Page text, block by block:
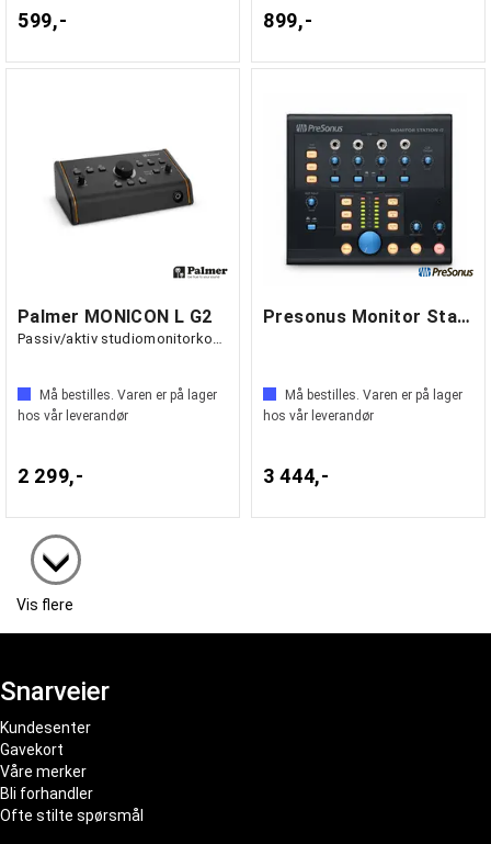
599,- 899,-
Palmer MONICON L G2
Passiv/aktiv studiomonitorkontroller
Må bestilles. Varen er på lager
hos vår leverandør
2 299,-
Presonus Monitor Station V2
Må bestilles. Varen er på lager
hos vår leverandør
3 444,-
Vis flere
Snarveier
Kundesenter
Gavekort
Våre merker
Bli forhandler
Ofte stilte spørsmål